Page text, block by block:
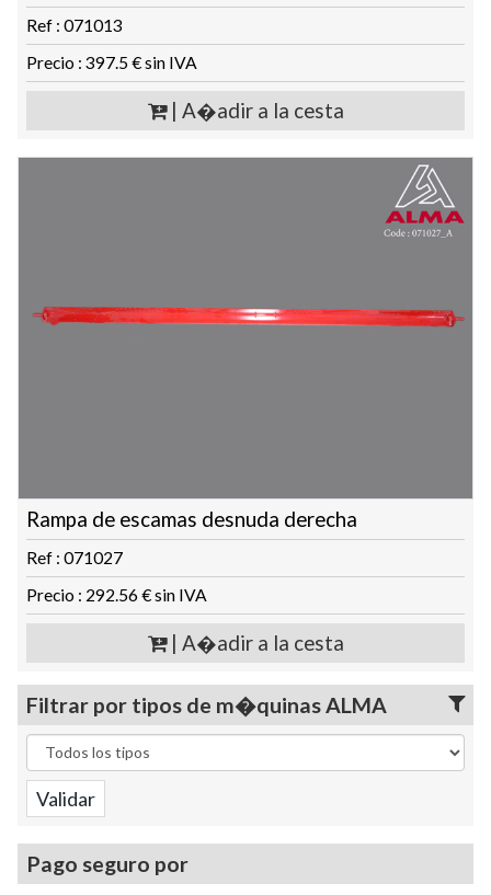
Ref : 071013
Precio : 397.5 € sin IVA
| A�adir a la cesta
Rampa de escamas desnuda derecha
Ref : 071027
Precio : 292.56 € sin IVA
| A�adir a la cesta
Filtrar por tipos de m�quinas ALMA
Pago seguro por